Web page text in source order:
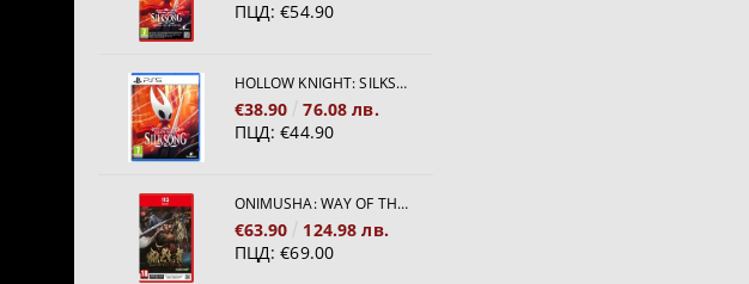
ПЦД: €54.90
HOLLOW KNIGHT: SILKSONG [PS5]
€38.90
76.08 лв.
ПЦД: €44.90
ONIMUSHA: WAY OF THE SWORD [NINTENDO SWITCH 2]
€63.90
124.98 лв.
ПЦД: €69.00